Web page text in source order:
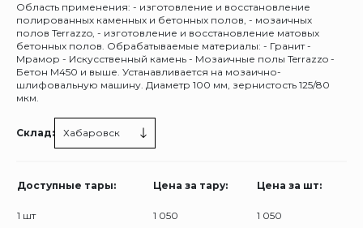
Область применения: - изготовление и восстановление
полированных каменных и бетонных полов, - мозаичных
полов Terrazzo, - изготовление и восстановление матовых
бетонных полов. Обрабатываемые материалы: - Гранит -
Мрамор - Искусственный камень - Мозаичные полы Terrazzo -
Бетон М450 и выше. Устанавливается на мозаично-
шлифовальную машину. Диаметр 100 мм, зернистость 125/80
мкм.
Склад: Хабаровск
Доступные тары: Цена за тару: Цена за шт:
1 шт 1 050 1 050